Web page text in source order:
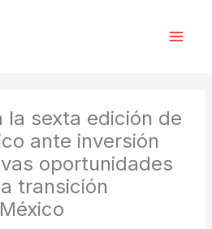
la sexta edición de
ante inversión
oportunidades
transición